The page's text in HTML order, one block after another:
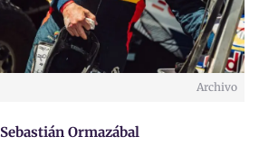
Archivo
Sebastián Ormazábal